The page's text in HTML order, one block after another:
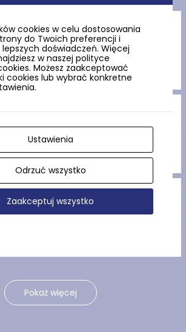
Schultza w Gdańsku
Teatr Szekspirowski
Pokaż więcej
cookies w celu dostosowania
do Twoich preferencji i
doświadczeń. Więcej
w naszej polityce
Możesz zaakceptować
cookies lub wybrać konkretne
Ustawienia
Odrzuć wszystko
Zaakceptuj wszystko